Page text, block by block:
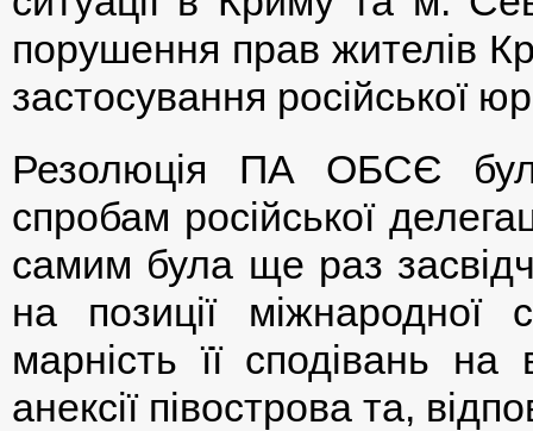
порушення прав жителів
застосування російської
Резолюція ПА ОБСЄ
спробам російської
самим була ще раз
на позиції
марність її сподівань на
анексії півострова та,